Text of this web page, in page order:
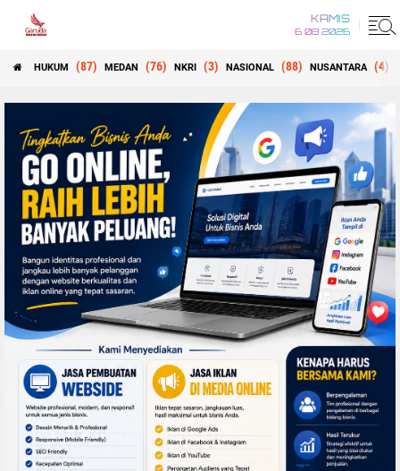
KAMIS
6 08 2026
HUKUM (87) MEDAN (76) NKRI (3) NASIONAL (88) NUSANTARA (4)